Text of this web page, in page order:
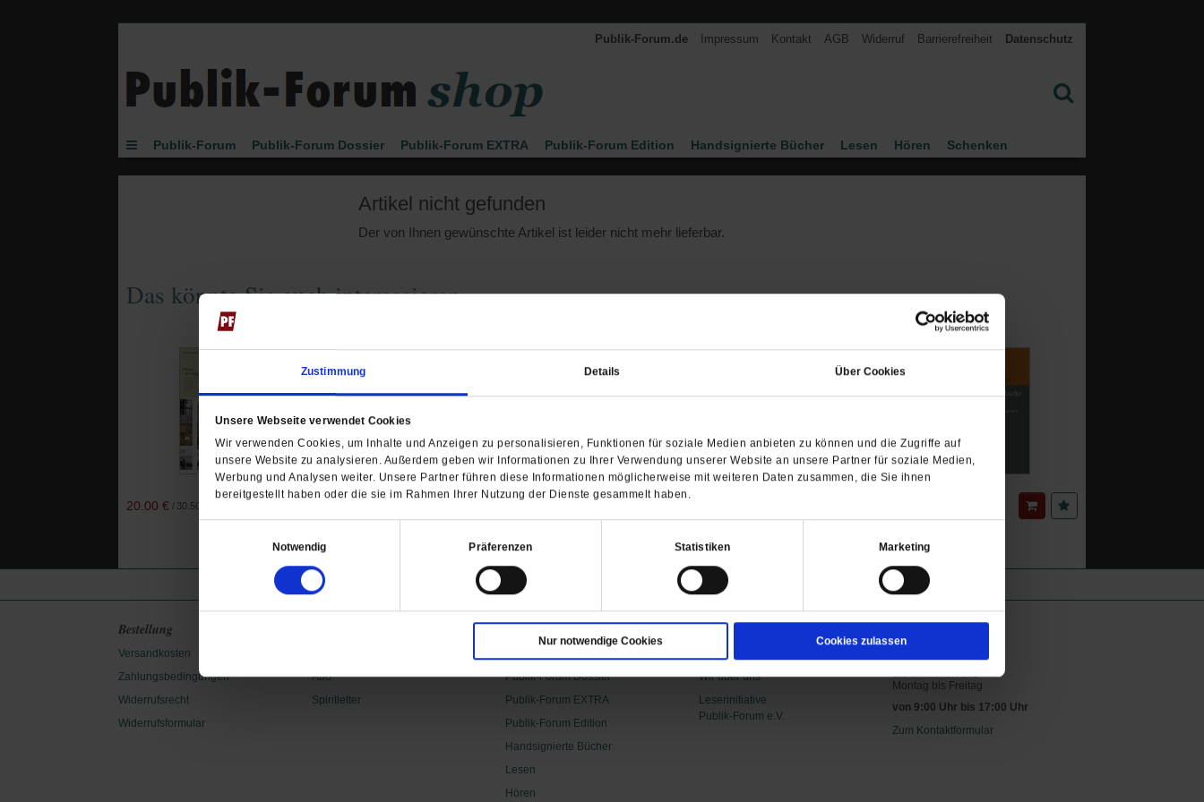
Zustimmung Details Über Cookies
Unsere Webseite verwendet Cookies
Wir verwenden Cookies, um Inhalte und Anzeigen zu personalisieren, Funktionen für soziale Medien anbieten zu können und die Zugriffe auf
unsere Website zu analysieren. Außerdem geben wir Informationen zu Ihrer Verwendung unserer Website an unsere Partner für soziale Medien,
Werbung und Analysen weiter. Unsere Partner führen diese Informationen möglicherweise mit weiteren Daten zusammen, die Sie ihnen
bereitgestellt haben oder die sie im Rahmen Ihrer Nutzung der Dienste gesammelt haben.
Notwendig
Präferenzen Statistiken Marketing
Nur notwendige Cookies Cookies zulassen
Publik-Forum.de Impressum Kontakt AGB Widerruf Barrierefreiheit Datenschutz
Publik-Forum Publik-Forum Dossier Publik-Forum EXTRA Publik-Forum Edition Handsignierte Bücher Lesen Hören
Schenken
Artikel nicht gefunden
Der von Ihnen gewünschte Artikel ist leider nicht mehr lieferbar.
Das könnte Sie auch interessieren
20.00 € / 30.50 CHF
Startseite Datenschutz Barrierefreiheit © 2012–2026 Publik-Forum Verlagsgesellschaft mbH
Bestellung
Versandkosten
Zahlungsbedingungen
Widerrufsrecht
Widerrufsformular
Abo
Spiritletter
Kategorien
Publik-Forum Dossier
Publik-Forum EXTRA
Publik-Forum Edition
Handsignierte Bücher
Lesen
Hören
Verlag
Wir über uns
Leserinitiative
Publik-Forum e.V.
So erreichen Sie uns
Sie erreichen uns
Montag bis Freitag
von 9:00 Uhr bis 17:00 Uhr
Zum Kontaktformular